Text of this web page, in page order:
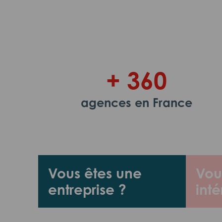
Vous êtes une
entreprise ?
+ 360
agences en France